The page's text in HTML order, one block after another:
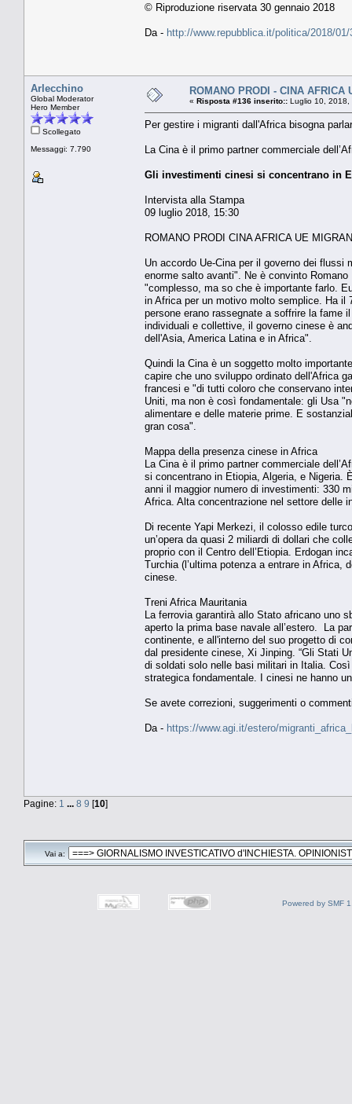
© Riproduzione riservata 30 gennaio 2018
Da - http://www.repubblica.it/politica/2018/
Arlecchino
Global Moderator
Hero Member
Scollegato
Messaggi: 7.790
ROMANO PRODI - CINA AFRICA
« Risposta #136 inserito:: Luglio 10, 2018,
Per gestire i migranti dall'Africa bisogna
La Cina è il primo partner commerciale
Gli investimenti cinesi si concentrano in
Intervista alla Stampa
09 luglio 2018, 15:30
ROMANO PRODI CINA AFRICA UE
Un accordo Ue-Cina per il governo dei flussi
enorme salto avanti". Ne è convinto
"complesso, ma so che è importante farlo.
in Africa per un motivo molto semplice. Ha il
persone erano rassegnate a soffrire la fame
individuali e collettive, il governo cinese è
dell'Asia, America Latina e in Africa".
Quindi la Cina è un soggetto molto
capire che uno sviluppo ordinato dell'Africa
francesi e "di tutti coloro che conservano
Uniti, ma non è così fondamentale: gli Usa
alimentare e delle materie prime. E
gran cosa".
Mappa della presenza cinese in Africa
La Cina è il primo partner commerciale
si concentrano in Etiopia, Algeria, e Nigeria.
anni il maggior numero di investimenti: 330
Africa. Alta concentrazione nel settore delle
Di recente Yapi Merkezi, il colosso edile
un’opera da quasi 2 miliardi di dollari che
proprio con il Centro dell’Etiopia. Erdogan
Turchia (l’ultima potenza a entrare in Africa,
cinese.
Treni Africa Mauritania
La ferrovia garantirà allo Stato africano uno
aperto la prima base navale all’estero. La
continente, e all'interno del suo progetto di
dal presidente cinese, Xi Jinping. “Gli Stati
di soldati solo nelle basi militari in Italia.
strategica fondamentale. I cinesi ne hanno
Se avete correzioni, suggerimenti o
Da - https://www.agi.it/estero/
Pagine: 1 ... 8 9 [10]
Vai a:
Powered by SMF